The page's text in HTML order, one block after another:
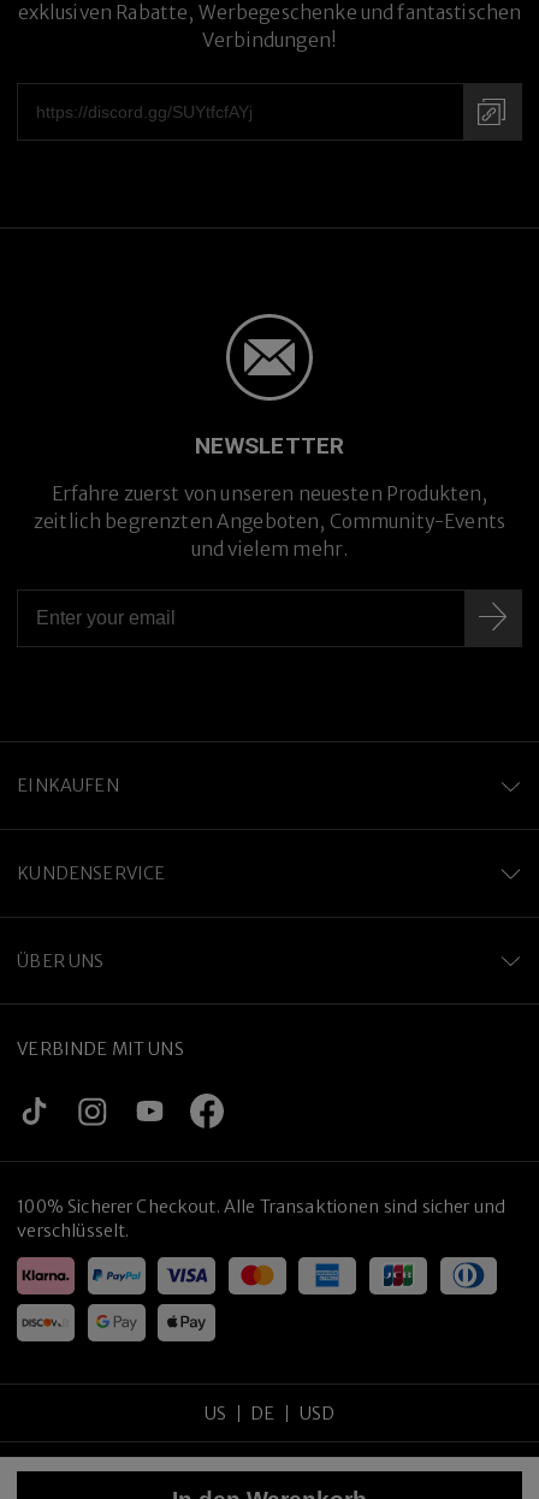
exklusiven Rabatte, Werbegeschenke und fantastischen
Verbindungen!
NEWSLETTER
Erfahre zuerst von unseren neuesten Produkten,
zeitlich begrenzten Angeboten, Community-Events
und vielem mehr.
EINKAUFEN
KUNDENSERVICE
ÜBER UNS
VERBINDE MIT UNS
100% Sicherer Checkout. Alle Transaktionen sind sicher und
verschlüsselt.
US DE USD
Copyright©2026tijneyewear.Alle Rechte vorbehalten.